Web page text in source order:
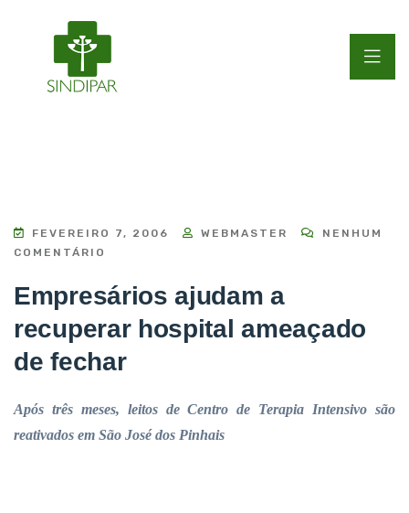
FEVEREIRO 7, 2006 WEBMASTER
NENHUM
COMENTÁRIO
Empresários ajudam a
recuperar hospital ameaçado
de fechar
Após três meses, leitos de Centro de Terapia Intensivo são
reativados em São José dos Pinhais